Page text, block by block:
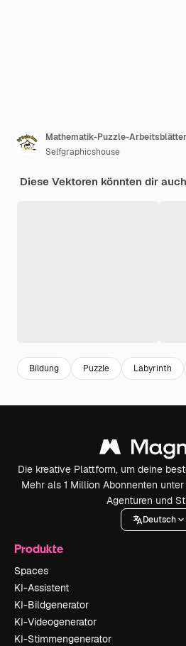
Mathematik-Puzzle-
Selfgraphicshouse
Diese Vektoren könnten dir
Bildung Puzzle Labyrinth
Die kreative Plattform, um deine
Mehr als 1 Million Abonnenten
Agenturen und
Deutsch
Produkte
Spaces
KI-Assistent
KI-Bildgenerator
KI-Videogenerator
KI-Stimmengenerator